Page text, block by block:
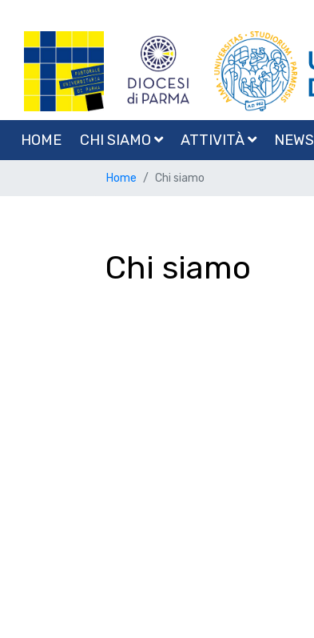
HOME CHI SIAMO ATTIVITÀ NEWS
Home Chi siamo
Chi siamo